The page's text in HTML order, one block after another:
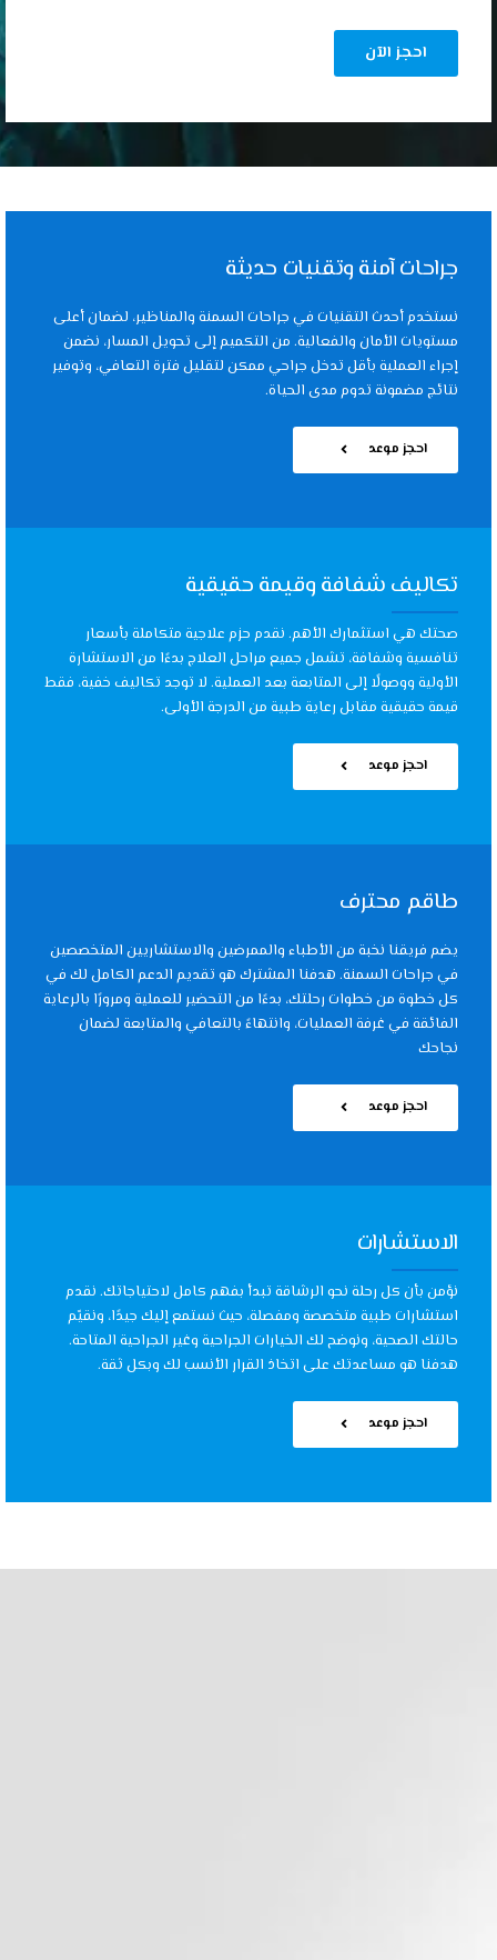
جراحات آمنة وتقنيات حديثة
نستخدم أحدث التقنيات في جراحات السمنة والمناظير، لضمان أعلى
مستويات الأمان والفعالية. من التكميم إلى تحويل المسار، نضمن
إجراء العملية بأقل تدخل جراحي ممكن لتقليل فترة التعافي، وتوفير
نتائج مضمونة تدوم مدى الحياة.
احجز موعد
تكاليف شفافة وقيمة حقيقية
صحتك هي استثمارك الأهم. نقدم حزم علاجية متكاملة بأسعار
تنافسية وشفافة، تشمل جميع مراحل العلاج بدءًا من الاستشارة
الأولية ووصولًا إلى المتابعة بعد العملية. لا توجد تكاليف خفية، فقط
قيمة حقيقية مقابل رعاية طبية من الدرجة الأولى.
احجز موعد
طاقم محترف
يضم فريقنا نخبة من الأطباء والممرضين والاستشاريين المتخصصين
في جراحات السمنة. هدفنا المشترك هو تقديم الدعم الكامل لك في
كل خطوة من خطوات رحلتك، بدءًا من التحضير للعملية ومرورًا بالرعاية
الفائقة في غرفة العمليات، وانتهاءً بالتعافي والمتابعة لضمان
نجاحك
احجز موعد
الاستشارات
نؤمن بأن كل رحلة نحو الرشاقة تبدأ بفهم كامل لاحتياجاتك. نقدم
استشارات طبية متخصصة ومفصلة، حيث نستمع إليك جيدًا، ونقيّم
حالتك الصحية، ونوضح لك الخيارات الجراحية وغير الجراحية المتاحة.
هدفنا هو مساعدتك على اتخاذ القرار الأنسب لك وبكل ثقة.
احجز موعد